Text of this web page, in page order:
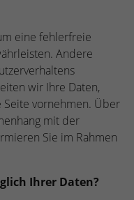
eine fehlerfreie
Andere
wir Ihre Daten,
vornehmen. Über
mit der
Sie im Rahmen
Ihrer Daten?